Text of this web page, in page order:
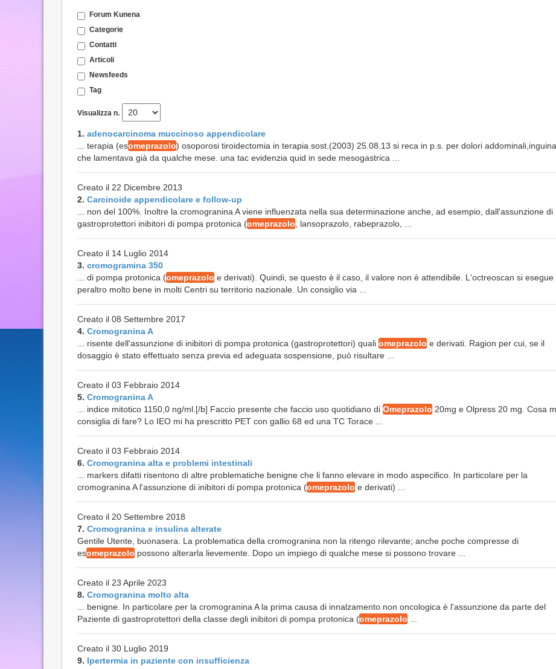
Forum Kunena
Categorie
Contatti
Articoli
Newsfeeds
Tag
Visualizza n.
1. adenocarcinoma muccinoso appendicolare
... terapia (esomeprazolo) osoporosi tiroidectomia in terapia sost.(2003) 25.08.13 si reca in p.s. per dolori
che lamentava già da qualche mese. una tac evidenzia quid in sede mesogastrica ...
Creato il 22 Dicembre 2013
2. Carcinoide appendicolare e follow-up
... non del 100%. Inoltre la cromogranina A viene influenzata nella sua determinazione anche, ad esempio, dall'assunzione di
gastroprotettori inibitori di pompa protonica (omeprazolo , lansoprazolo, rabeprazolo, ...
Creato il 14 Luglio 2014
3. cromogramina 350
... di pompa protonica (omeprazolo e derivati). Quindi, se questo è il caso, il valore non è attendibile. L'octreoscan si esegue
peraltro molto bene in molti Centri su territorio nazionale. Un consiglio via ...
Creato il 08 Settembre 2017
4. Cromogranina A
... risente dell'assunzione di inibitori di pompa protonica (gastroprotettori) quali omeprazolo e derivati. Ragion per cui, se il
dosaggio è stato effettuato senza previa ed adeguata sospensione, può risultare ...
Creato il 03 Febbraio 2014
5. Cromogranina A
... indice mitotico 1150,0 ng/ml.[/b] Faccio presente che faccio uso quotidiano di Omeprazolo 20mg e Olpress 20 mg. Cosa
consiglia di fare? Lo IEO mi ha prescritto PET con gallio 68 ed una TC Torace ...
Creato il 03 Febbraio 2014
6. Cromogranina alta e problemi intestinali
... markers difatti risentono di altre problematiche benigne che li fanno elevare in modo aspecifico. In particolare per la
cromogranina A l'assunzione di inibitori di pompa protonica (omeprazolo e derivati) ...
Creato il 20 Settembre 2018
7. Cromogranina e insulina alterate
Gentile Utente, buonasera. La problematica della cromogranina non la ritengo rilevante; anche poche compresse di
esomeprazolo possono alterarla lievemente. Dopo un impiego di qualche mese si possono trovare ...
Creato il 23 Aprile 2023
8. Cromogranina molto alta
... benigne. In particolare per la cromogranina A la prima causa di innalzamento non oncologica è l'assunzione da parte del
Paziente di gastroprotettori della classe degli inibitori di pompa protonica (omeprazolo
Creato il 30 Luglio 2019
9. Ipertermia in paziente con insufficienza